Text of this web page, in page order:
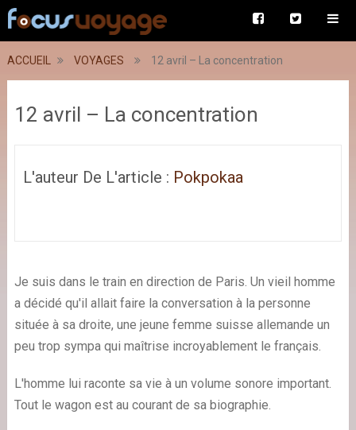
ACCUEIL VOYAGES 12 avril – La concentration
12 avril – La concentration
L'auteur De L'article : Pokpokaa
Je suis dans le train en direction de Paris. Un vieil homme
a décidé qu'il allait faire la conversation à la personne
située à sa droite, une jeune femme suisse allemande un
peu trop sympa qui maîtrise incroyablement le français.
L'homme lui raconte sa vie à un volume sonore important.
Tout le wagon est au courant de sa biographie.